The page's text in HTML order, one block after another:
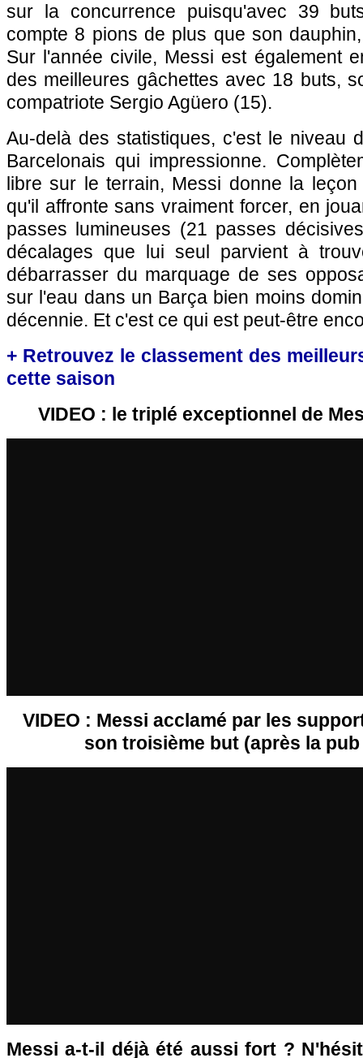
sur la concurrence puisqu'avec 39
compte 8 pions de plus que son
Sur l'année civile, Messi est également
des meilleures gâchettes avec 18 buts,
compatriote Sergio Agüero (15).
Au-delà des statistiques, c'est le niveau
Barcelonais qui impressionne.
libre sur le terrain, Messi donne la
qu'il affronte sans vraiment forcer, en
passes lumineuses (21 passes
décalages que lui seul parvient à
débarrasser du marquage de ses
sur l'eau dans un Barça bien moins
décennie. Et c'est ce qui est peut-être
+ Retrouvez le classement des
cette saison
VIDEO : le triplé exceptionnel de
VIDEO : Messi acclamé par les
son troisième but (après la
Messi a-t-il déjà été aussi fort ?